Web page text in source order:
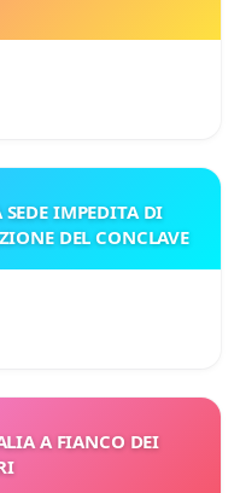
IMPEDITA DI
DEL CONCLAVE
A FIANCO DEI